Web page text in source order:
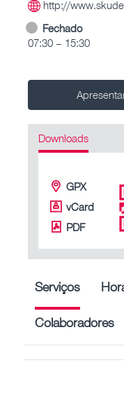
http://
Fechado
07:30 – 15:30
Downloads
GPX
vCard
PDF
Serviços
Colaboradores